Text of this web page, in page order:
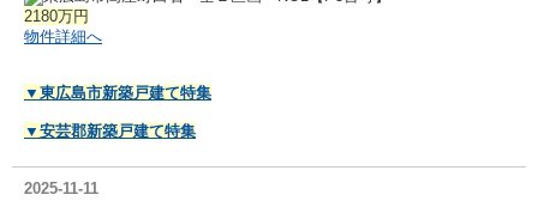
2180万円
物件詳細へ
▼東広島市新築戸建て特集
▼安芸郡新築戸建て特集
2025-11-11